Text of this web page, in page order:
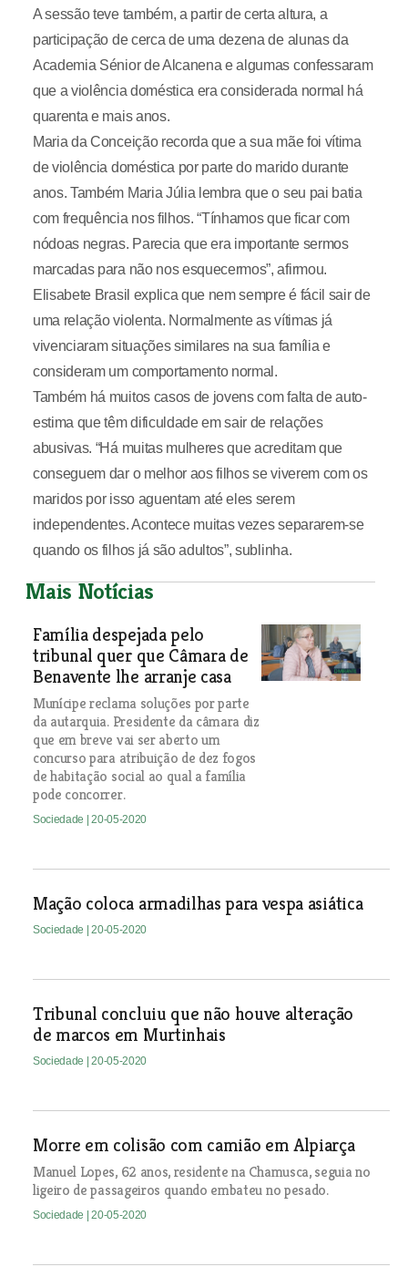
A sessão teve também, a partir de certa altura, a
participação de cerca de uma dezena de alunas da
Academia Sénior de Alcanena e algumas confessaram
que a violência doméstica era considerada normal há
quarenta e mais anos.
Maria da Conceição recorda que a sua mãe foi vítima
de violência doméstica por parte do marido durante
anos. Também Maria Júlia lembra que o seu pai batia
com frequência nos filhos. “Tínhamos que ficar com
nódoas negras. Parecia que era importante sermos
marcadas para não nos esquecermos”, afirmou.
Elisabete Brasil explica que nem sempre é fácil sair de
uma relação violenta. Normalmente as vítimas já
vivenciaram situações similares na sua família e
consideram um comportamento normal.
Também há muitos casos de jovens com falta de auto-
estima que têm dificuldade em sair de relações
abusivas. “Há muitas mulheres que acreditam que
conseguem dar o melhor aos filhos se viverem com os
maridos por isso aguentam até eles serem
independentes. Acontece muitas vezes separarem-se
quando os filhos já são adultos”, sublinha.
Mais Notícias
Família despejada pelo
tribunal quer que Câmara de
Benavente lhe arranje casa
Munícipe reclama soluções por parte
da autarquia. Presidente da câmara diz
que em breve vai ser aberto um
concurso para atribuição de dez fogos
de habitação social ao qual a família
pode concorrer.
Sociedade | 20-05-2020
Mação coloca armadilhas para vespa asiática
Sociedade | 20-05-2020
Tribunal concluiu que não houve alteração
de marcos em Murtinhais
Sociedade | 20-05-2020
Morre em colisão com camião em Alpiarça
Manuel Lopes, 62 anos, residente na Chamusca, seguia no
ligeiro de passageiros quando embateu no pesado.
Sociedade | 20-05-2020